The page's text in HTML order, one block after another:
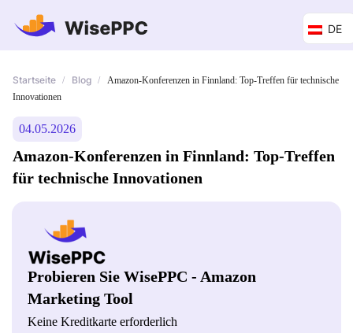
DE
Startseite / Blog /
Amazon-Konferenzen in Finnland: Top-Treffen für technische
Innovationen
04.05.2026
Amazon-Konferenzen in Finnland: Top-Treffen
für technische Innovationen
Probieren Sie WisePPC - Amazon
Marketing Tool
Keine Kreditkarte erforderlich